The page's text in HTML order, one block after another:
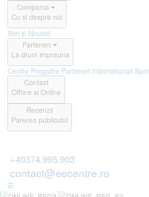
Compania
Cu si despre noi
Stiri si Noutati
Parteneri
La drum impreuna
Centre Pregatire Parteneri Internationali
Contact
Offline si Online
Recenzii
Parerea publicului
+40374.995.903
contact@eecentre.ro
☰